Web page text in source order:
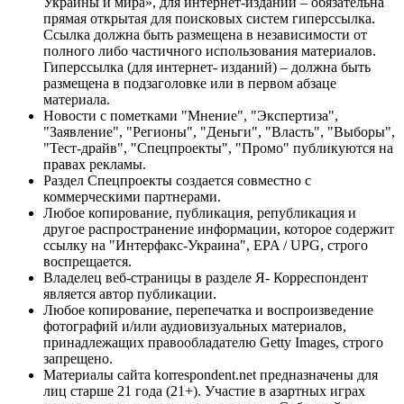
прямая открытая для поисковых систем гиперссылка.
Ссылка должна быть размещена в независимости от
полного либо частичного использования материалов.
Гиперссылка (для интернет- изданий) – должна быть
размещена в подзаголовке или в первом абзаце
материала.
Новости с пометками "Мнение", "Экспертиза",
"Заявление", "Регионы", "Деньги", "Власть", "Выборы",
"Тест-драйв", "Спецпроекты", "Промо" публикуются на
правах рекламы.
Раздел Спецпроекты создается совместно с
коммерческими партнерами.
Любое копирование, публикация, републикация и
другое распространение информации, которое содержит
ссылку на "Интерфакс-Украина", EPA / UPG, строго
воспрещается.
Владелец веб-страницы в разделе Я- Корреспондент
является автор публикации.
Любое копирование, перепечатка и воспроизведение
фотографий и/или аудиовизуальных материалов,
принадлежащих правообладателю Getty Images, строго
запрещено.
Материалы сайта korrespondent.net предназначены для
лиц старше 21 года (21+). Участие в азартных играх